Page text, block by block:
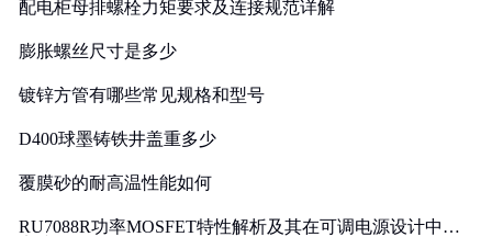
配电柜母排螺栓力矩要求及连接规范详解
膨胀螺丝尺寸是多少
镀锌方管有哪些常见规格和型号
D400球墨铸铁井盖重多少
覆膜砂的耐高温性能如何
RU7088R功率MOSFET特性解析及其在可调电源设计中的